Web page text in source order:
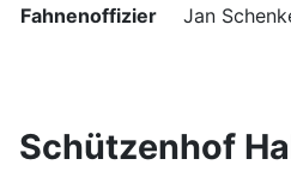
Fahnenoffizier
Jan
Schützenhof